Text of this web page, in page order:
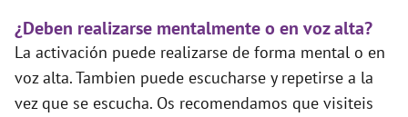
¿Deben realizarse mentalmente o en voz alta?
La activación puede realizarse de forma mental o en
voz alta. Tambien puede escucharse y repetirse a la
vez que se escucha. Os recomendamos que visiteis